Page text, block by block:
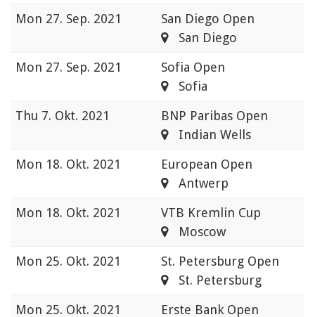
Mon 27. Sep. 2021
San Diego Open
San Diego
Mon 27. Sep. 2021
Sofia Open
Sofia
Thu 7. Okt. 2021
BNP Paribas Open
Indian Wells
Mon 18. Okt. 2021
European Open
Antwerp
Mon 18. Okt. 2021
VTB Kremlin Cup
Moscow
Mon 25. Okt. 2021
St. Petersburg Open
St. Petersburg
Mon 25. Okt. 2021
Erste Bank Open